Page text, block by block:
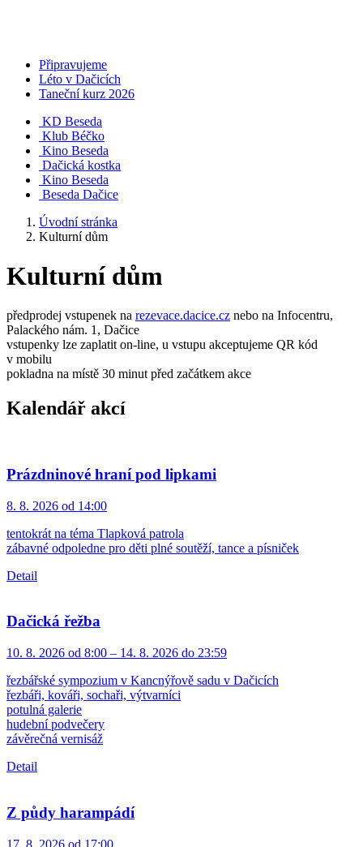
Připravujeme
Léto v Dačicích
Taneční kurz 2026
KD Beseda
Klub Béčko
Kino Beseda
Dačická kostka
Kino Beseda
Beseda Dačice
Úvodní stránka
Kulturní dům
Kulturní dům
předprodej vstupenek na rezevace.dacice.cz nebo na Infocentru,
Palackého nám. 1, Dačice
vstupenky lze zaplatit on-line, u vstupu akceptujeme QR kód
v mobilu
pokladna na místě 30 minut před začátkem akce
Kalendář akcí
Prázdninové hraní pod lipkami
8. 8. 2026 od 14:00
tentokrát na téma Tlapková patrola
zábavné odpoledne pro děti plné soutěží, tance a písniček
Detail
Dačická řežba
10. 8. 2026 od 8:00 – 14. 8. 2026 do 23:59
řezbářské sympozium v Kancnýřově sadu v Dačicích
řezbáři, kováři, sochaři, výtvarníci
potulná galerie
hudební podvečery
závěrečná vernisáž
Detail
Z půdy harampádí
17. 8. 2026 od 17:00